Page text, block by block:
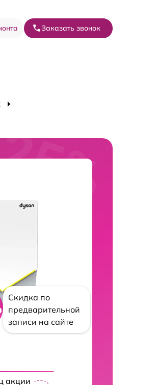
Заказать звонок
Скидка по
предварительной
записи на сайте
акции